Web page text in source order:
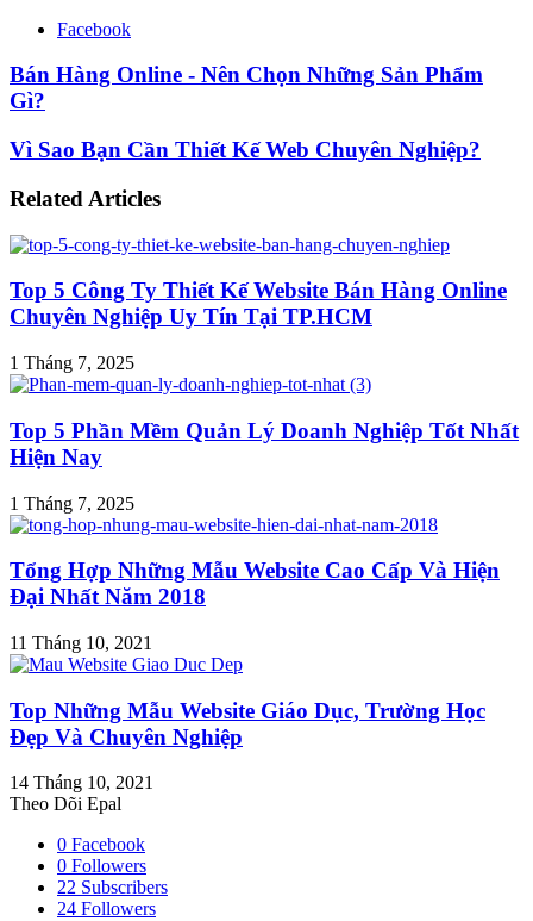
Facebook
Bán Hàng Online - Nên Chọn Những Sản Phẩm
Gì?
Vì Sao Bạn Cần Thiết Kế Web Chuyên Nghiệp?
Related Articles
Top 5 Công Ty Thiết Kế Website Bán Hàng Online
Chuyên Nghiệp Uy Tín Tại TP.HCM
1 Tháng 7, 2025
Top 5 Phần Mềm Quản Lý Doanh Nghiệp Tốt Nhất
Hiện Nay
1 Tháng 7, 2025
Tổng Hợp Những Mẫu Website Cao Cấp Và Hiện
Đại Nhất Năm 2018
11 Tháng 10, 2021
Top Những Mẫu Website Giáo Dục, Trường Học
Đẹp Và Chuyên Nghiệp
14 Tháng 10, 2021
Theo Dõi Epal
0 Facebook
0 Followers
22 Subscribers
24 Followers